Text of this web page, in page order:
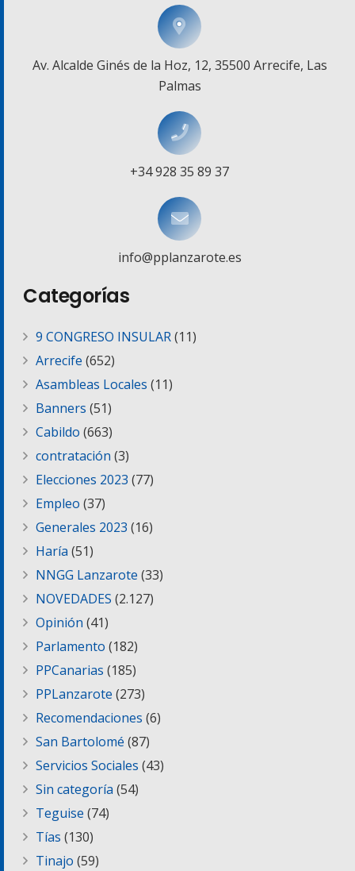
Av. Alcalde Ginés de la Hoz, 12, 35500 Arrecife, Las
Palmas
+34 928 35 89 37
info@pplanzarote.es
Categorías
9 CONGRESO INSULAR(11)
Arrecife (652)
Asambleas Locales (11)
Banners (51)
Cabildo (663)
contratación (3)
Elecciones 2023 (77)
Empleo (37)
Generales 2023 (16)
Haría (51)
NNGG Lanzarote (33)
NOVEDADES (2.127)
Opinión (41)
Parlamento (182)
PPCanarias (185)
PPLanzarote (273)
Recomendaciones (6)
San Bartolomé (87)
Servicios Sociales (43)
Sin categoría (54)
Teguise (74)
Tías (130)
Tinajo (59)